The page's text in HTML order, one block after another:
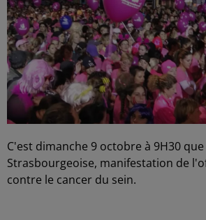
C'est dimanche 9 octobre à 9H30
Strasbourgeoise, manifestation de
contre le cancer du sein.